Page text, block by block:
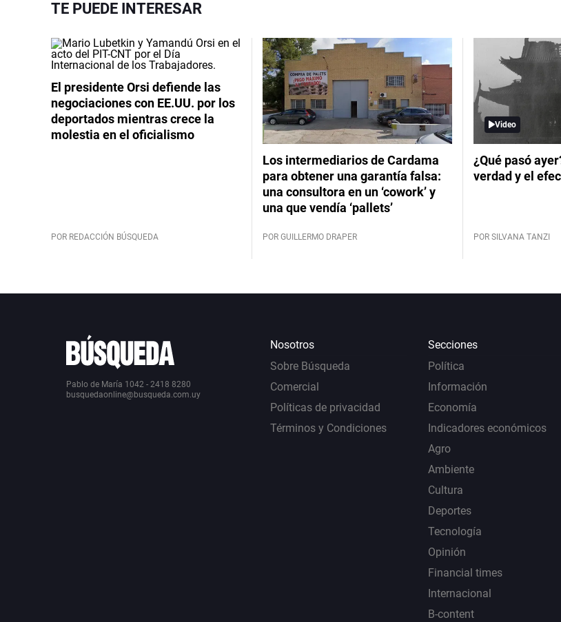
TE PUEDE INTERESAR
El presidente Orsi defiende las
negociaciones con EE.UU. por los
deportados mientras crece la
molestia en el oficialismo
POR REDACCIÓN BÚSQUEDA
Los intermediarios de Cardama
para obtener una garantía falsa:
una consultora en un ‘cowork’ y
una que vendía ‘pallets’
POR GUILLERMO DRAPER
Video
¿Qué pasó
verdad y el
POR SILVANA TANZI
Pablo de María 1042 - 2418 8280
busquedaonline@busqueda.com.uy
Nosotros
Sobre Búsqueda
Comercial
Políticas de privacidad
Términos y Condiciones
Secciones
Política
Información
Economía
Indicadores económicos
Agro
Ambiente
Cultura
Deportes
Tecnología
Opinión
Financial times
Internacional
B-content